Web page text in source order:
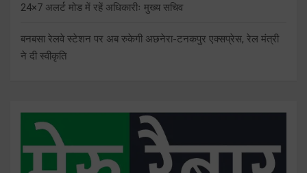
24×7 अलर्ट मोड में रहें अधिकारीः मुख्य सचिव
बनबसा रेलवे स्टेशन पर अब रुकेगी अछनेरा-टनकपुर एक्सप्रेस, रेल मंत्री
ने दी स्वीकृति